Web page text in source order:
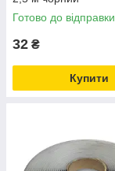
Готово до відправки
32 ₴
Купити